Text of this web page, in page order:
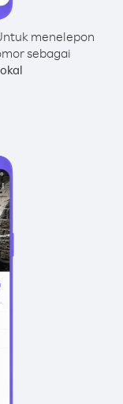
menelepon
sebagai